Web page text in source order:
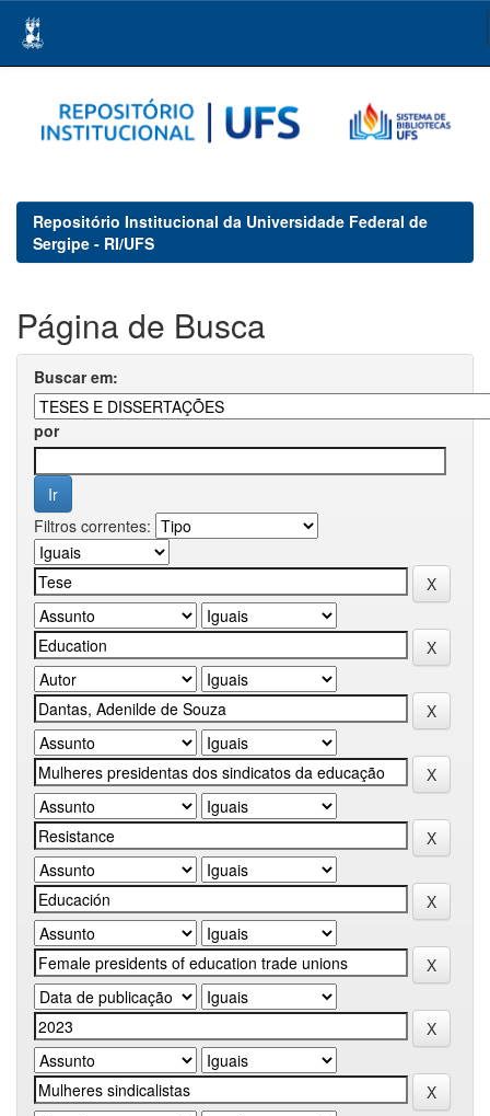
navigation
Repositório Institucional da Universidade Federal de
Sergipe - RI/UFS
Página de Busca
Buscar em:
por
Filtros correntes: